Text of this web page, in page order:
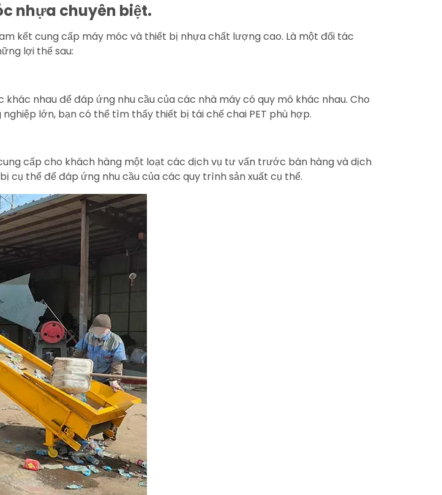
nhựa chuyên biệt.
kết cung cấp máy móc và thiết bị nhựa chất lượng cao. Là một đối tác
lợi thế sau:
khác nhau để đáp ứng nhu cầu của các nhà máy có quy mô khác nhau. Cho
lớn, bạn có thể tìm thấy thiết bị tái chế chai PET phù hợp.
cấp cho khách hàng một loạt các dịch vụ tư vấn trước bán hàng và dịch
cụ thể để đáp ứng nhu cầu của các quy trình sản xuất cụ thể.